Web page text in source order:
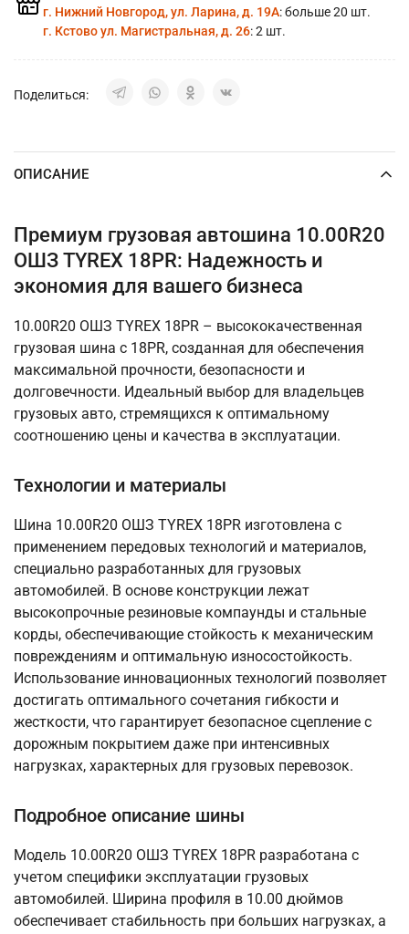
г. Нижний Новгород, ул. Ларина, д. 19А: больше 20 шт.
г. Кстово ул. Магистральная, д. 26: 2 шт.
Поделиться:
ОПИСАНИЕ
Премиум грузовая автошина 10.00R20
ОШЗ TYREX 18PR: Надежность и
экономия для вашего бизнеса
10.00R20 ОШЗ TYREX 18PR – высококачественная
грузовая шина с 18PR, созданная для обеспечения
максимальной прочности, безопасности и
долговечности. Идеальный выбор для владельцев
грузовых авто, стремящихся к оптимальному
соотношению цены и качества в эксплуатации.
Технологии и материалы
Шина 10.00R20 ОШЗ TYREX 18PR изготовлена с
применением передовых технологий и материалов,
специально разработанных для грузовых
автомобилей. В основе конструкции лежат
высокопрочные резиновые компаунды и стальные
корды, обеспечивающие стойкость к механическим
повреждениям и оптимальную износостойкость.
Использование инновационных технологий позволяет
достигать оптимального сочетания гибкости и
жесткости, что гарантирует безопасное сцепление с
дорожным покрытием даже при интенсивных
нагрузках, характерных для грузовых перевозок.
Подробное описание шины
Модель 10.00R20 ОШЗ TYREX 18PR разработана с
учетом специфики эксплуатации грузовых
автомобилей. Ширина профиля в 10.00 дюймов
обеспечивает стабильность при больших нагрузках, а